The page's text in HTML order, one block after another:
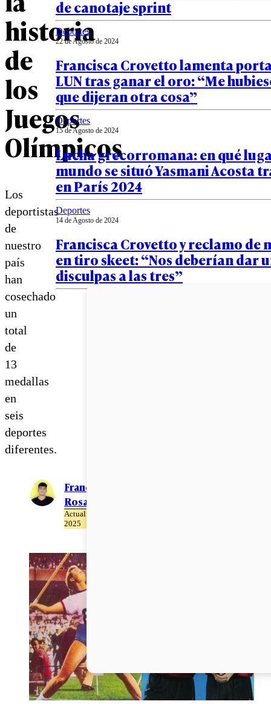
historia
de
los
Juegos
Olímpicos
Los
deportistas
de
nuestro
país
han
cosechado
un
total
de
13
medallas
en
seis
deportes
diferentes.
Francisco
Rosales
Actualizado el 23 de Abril del
2025
de canotaje sprint
Deportes
22 de Agosto de 2024
Francisca Crovetto lamenta
LUN tras ganar el oro: “Me
que dijeran otra cosa”
Deportes
15 de Agosto de 2024
Lucha grecorromana: en qué
mundo se situó Yasmani Acosta
en París 2024
Deportes
14 de Agosto de 2024
Francisca Crovetto y reclamo de
en tiro skeet: “Nos deberían dar
disculpas a las tres”